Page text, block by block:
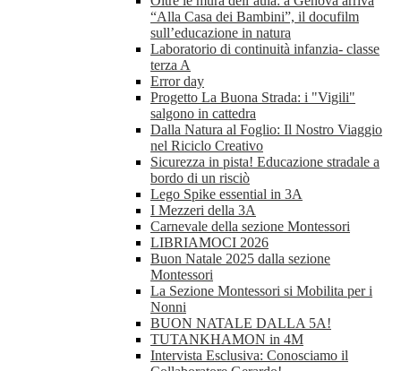
“Alla Casa dei Bambini”, il docufilm
sull’educazione in natura
Laboratorio di continuità infanzia- classe
terza A
Error day
Progetto La Buona Strada: i "Vigili"
salgono in cattedra
Dalla Natura al Foglio: Il Nostro Viaggio
nel Riciclo Creativo
Sicurezza in pista! Educazione stradale a
bordo di un risciò
Lego Spike essential in 3A
I Mezzeri della 3A
Carnevale della sezione Montessori
LIBRIAMOCI 2026
Buon Natale 2025 dalla sezione
Montessori
La Sezione Montessori si Mobilita per i
Nonni
BUON NATALE DALLA 5A!
TUTANKHAMON in 4M
Intervista Esclusiva: Conosciamo il